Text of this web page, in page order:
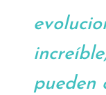
pueden